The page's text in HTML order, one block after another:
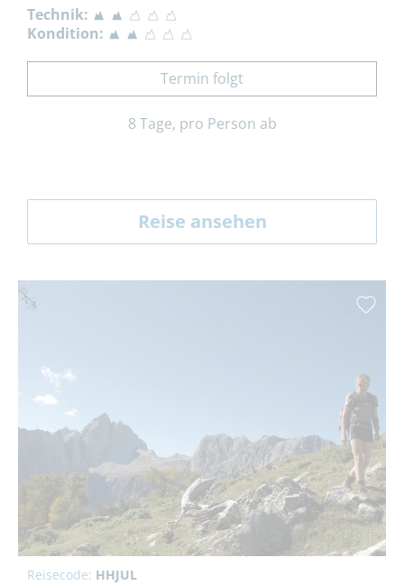
Technik:
Kondition:
Termin folgt
8 Tage, pro Person ab
Reise ansehen
Reisecode: HHJUL